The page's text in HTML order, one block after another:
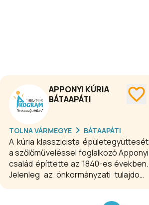
APPONYI KÚRIA
BÁTAAPÁTI
TOLNA VÁRMEGYE BÁTAAPÁTI
A kúria klasszicista épületegyüttesét
a szőlőműveléssel foglalkozó Apponyi
család építtette az 1840-es években.
Jelenleg az önkormányzati tulajdonú